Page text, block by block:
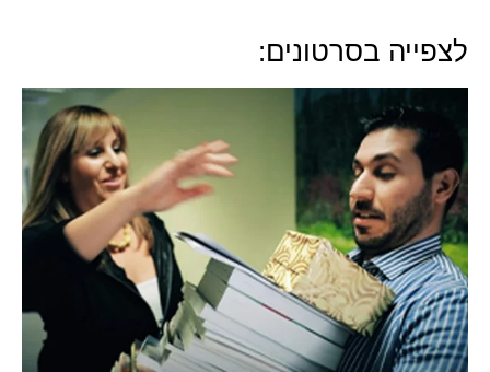
לצפייה בסרטונים: